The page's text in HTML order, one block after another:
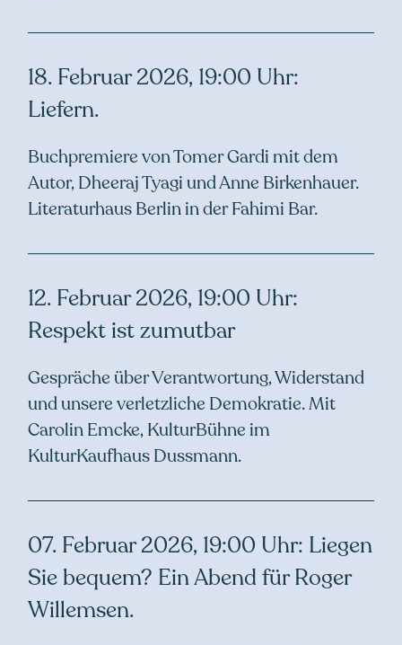
18. Februar 2026, 19:00 Uhr:
Liefern.
Buchpremiere von Tomer Gardi mit dem
Autor, Dheeraj Tyagi und Anne Birkenhauer.
Literaturhaus Berlin in der Fahimi Bar.
12. Februar 2026, 19:00 Uhr:
Respekt ist zumutbar
Gespräche über Verantwortung, Widerstand
und unsere verletzliche Demokratie. Mit
Carolin Emcke, KulturBühne im
KulturKaufhaus Dussmann.
07. Februar 2026, 19:00 Uhr: Liegen
Sie bequem? Ein Abend für Roger
Willemsen.